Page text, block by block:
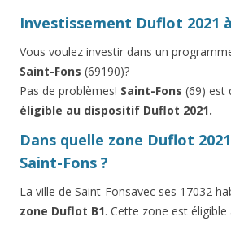
Investissement Duflot 2021
Vous voulez investir dans un
Saint-Fons (69190)?
Pas de problèmes! Saint-Fons (69) est
éligible au dispositif Duflot 2021.
Dans quelle zone Duflot
Saint-Fons ?
La ville de Saint-Fonsavec ses 17032
zone Duflot B1. Cette zone est